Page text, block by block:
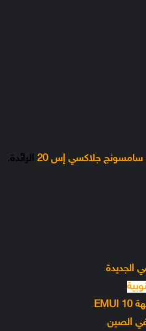
سامسونج جلاكسي إس 20
الرائدة.